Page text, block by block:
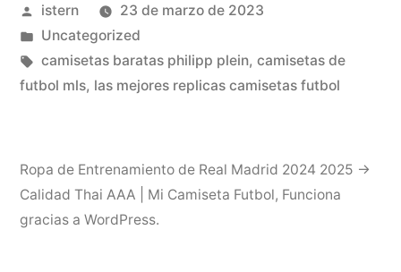
2014»
Publicado
por
istern
23 de marzo de 2023
Publicado
en
Uncategorized
Etiquetas:
camisetas baratas philipp plein, camisetas de
futbol mls, las mejores replicas camisetas futbol
Ropa de Entrenamiento de Real Madrid 2024 2025 →
Calidad Thai AAA | Mi Camiseta Futbol, Funciona
gracias a WordPress.